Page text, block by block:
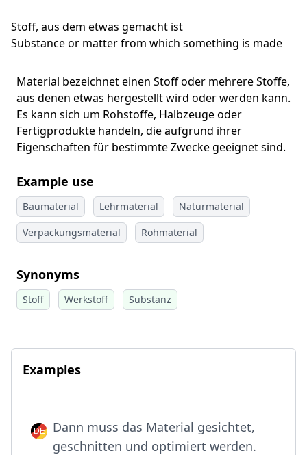
Stoff, aus dem etwas gemacht ist
Substance or matter from which something is made
Material bezeichnet einen Stoff oder mehrere Stoffe,
aus denen etwas hergestellt wird oder werden kann.
Es kann sich um Rohstoffe, Halbzeuge oder
Fertigprodukte handeln, die aufgrund ihrer
Eigenschaften für bestimmte Zwecke geeignet sind.
Example use
Baumaterial Lehrmaterial
Naturmaterial
Verpackungsmaterial
Rohmaterial
Synonyms
Stoff Werkstoff Substanz
Examples
Dann muss das Material gesichtet,
geschnitten und optimiert werden.